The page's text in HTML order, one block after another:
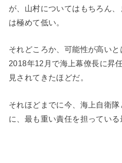
が、山村についてはもちろん
は極めて低い。
それどころか、可能性が高い
2018年12月で海上幕僚長に昇
見されてきたほどだ。
それほどまでに今、海上自衛
に、最も重い責任を担っている